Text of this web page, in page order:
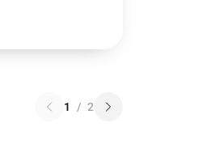
1 / 2